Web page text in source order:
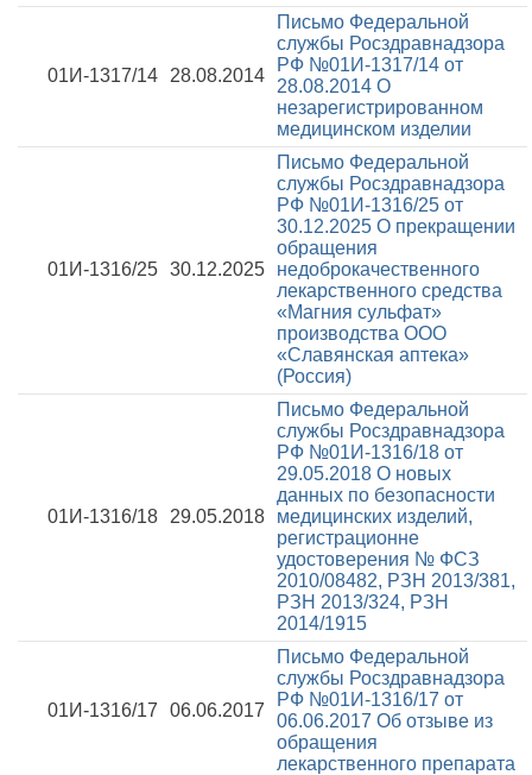
01И-1317/14 28.08.2014
Письмо Федеральной
службы Росздравнадзора
РФ №01И-1317/14 от
28.08.2014 О
незарегистрированном
медицинском изделии
01И-1316/25 30.12.2025
Письмо Федеральной
службы Росздравнадзора
РФ №01И-1316/25 от
30.12.2025 О прекращении
обращения
недоброкачественного
лекарственного средства
«Магния сульфат»
производства ООО
«Славянская аптека»
(Россия)
01И-1316/18 29.05.2018
Письмо Федеральной
службы Росздравнадзора
РФ №01И-1316/18 от
29.05.2018 О новых
данных по безопасности
медицинских изделий,
регистрационне
удостоверения № ФСЗ
2010/08482, РЗН 2013/381,
РЗН 2013/324, РЗН
2014/1915
01И-1316/17 06.06.2017
Письмо Федеральной
службы Росздравнадзора
РФ №01И-1316/17 от
06.06.2017 Об отзыве из
обращения
лекарственного препарата